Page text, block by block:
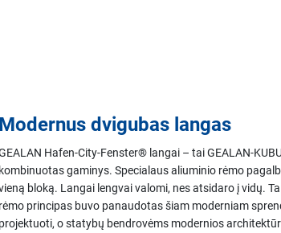
Modernus dvigubas langas
Hafen-City-Fenster® langai – tai GEALAN-
kombinuotas gaminys. Specialaus aliuminio rėmo
bloką. Langai lengvai valomi, nes atsidaro į vidų.
rėmo principas buvo panaudotas šiam moderniam
projektuoti, o statybų bendrovėms modernios